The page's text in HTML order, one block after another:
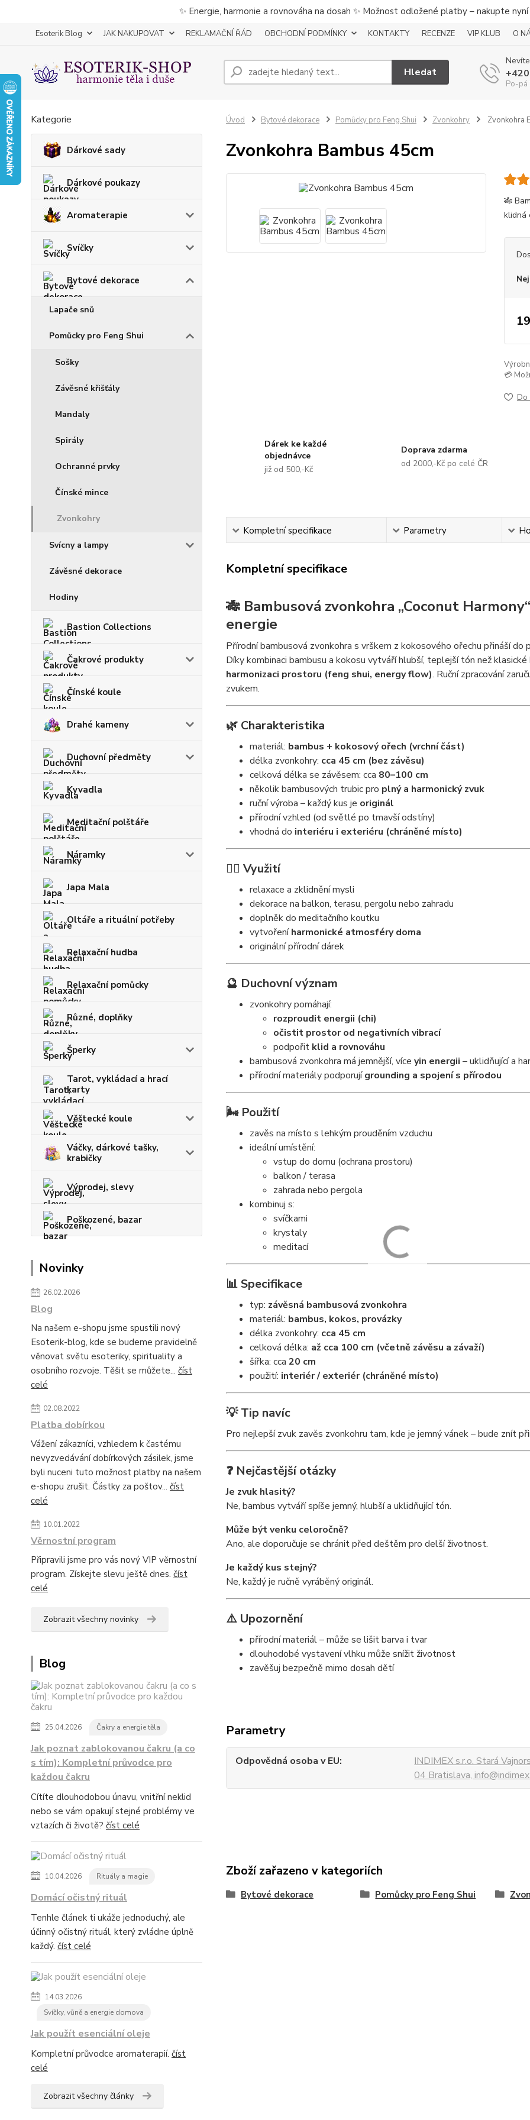
✨ Energie, harmonie a rovnováha na dosah ✨ Možnost odložené platby – nakupte
Esoterik Blog JAK NAKUPOVAT REKLAMAČNÍ ŘÁD OBCHODNÍ PODMÍNKY KONTAKTY RECENZE VIP KLUB O
Hledat
Po-pá
Kategorie
Dárkové sady
Dárkové poukazy
Aromaterapie
Svíčky
Bytové dekorace
Lapače snů
Pomůcky pro Feng Shui
Sošky
Závěsné křišťály
Mandaly
Spirály
Ochranné prvky
Čínské mince
Zvonkohry
Svícny a lampy
Závěsné dekorace
Hodiny
Bastion Collections
Čakrové produkty
Čínské koule
Drahé kameny
Duchovní předměty
Kyvadla
Meditační polštáře
Náramky
Japa Mala
Oltáře a rituální potřeby
Relaxační hudba
Relaxační pomůcky
Různé, doplňky
Šperky
Tarot, vykládací a hrací
karty
Věštecké koule
Váčky, dárkové tašky,
krabičky
Výprodej, slevy
Poškozené, bazar
Novinky
26.02.2026
Blog
Na našem e-shopu jsme spustili nový
Esoterik-blog, kde se budeme pravidelně
věnovat světu esoteriky, spirituality a
osobního rozvoje. Těšit se můžete... číst
celé
02.08.2022
Platba dobírkou
Vážení zákazníci, vzhledem k častému
nevyzvedávání dobírkových zásilek, jsme
byli nuceni tuto možnost platby na našem
e-shopu zrušit. Částky za poštov... číst
celé
10.01.2022
Věrnostní program
Připravili jsme pro vás nový VIP věrnostní
program. Získejte slevu ještě dnes. číst
celé
Zobrazit všechny novinky
Blog
25.04.2026 Čakry a energie těla
Jak poznat zablokovanou čakru (a co
s tím): Kompletní průvodce pro
každou čakru
Cítíte dlouhodobou únavu, vnitřní neklid
nebo se vám opakují stejné problémy ve
vztazích či životě? číst celé
10.04.2026 Rituály a magie
Domácí očistný rituál
Tenhle článek ti ukáže jednoduchý, ale
účinný očistný rituál, který zvládne úplně
každý. číst celé
14.03.2026
Svíčky, vůně a energie domova
Jak použít esenciální oleje
Kompletní průvodce aromaterapií. číst
celé
Zobrazit všechny články
Úvod Bytové dekorace Pomůcky pro Feng Shui Zvonkohry Zvonkohra
Zvonkohra Bambus 45cm
🎋
klidná
💳
Do
Dárek ke každé
objednávce
již od 500,-Kč
Doprava zdarma
od 2000,-Kč po celé ČR
Kompletní specifikace Parametry
Kompletní specifikace
🎋 Bambusová zvonkohra „Coconut
energie
Přírodní bambusová zvonkohra s vrškem z kokosového ořechu přináší
Díky kombinaci bambusu a kokosu vytváří hlubší, teplejší tón než
harmonizaci prostoru (feng shui, energy flow). Ruční zpracování
zvukem.
🌿 Charakteristika
materiál: bambus + kokosový ořech (vrchní část)
délka zvonkohry: cca 45 cm (bez závěsu)
celková délka se závěsem: cca 80–100 cm
několik bambusových trubic pro plný a harmonický zvuk
ruční výroba – každý kus je originál
přírodní vzhled (od světlé po tmavší odstíny)
vhodná do interiéru i exteriéru (chráněné místo)
🧘‍♀️ Využití
relaxace a zklidnění mysli
dekorace na balkon, terasu, pergolu nebo zahradu
doplněk do meditačního koutku
vytvořeníharmonické atmosféry doma
originální přírodní dárek
🔮 Duchovní význam
zvonkohry pomáhají:
rozproudit energii (chi)
očistit prostor od negativních vibrací
podpořit klid a rovnováhu
bambusová zvonkohra má jemnější, více yin energii – uklidňující a
přírodní materiály podporujígrounding a spojení s přírodou
🌬️ Použití
zavěs na místo s lehkým prouděním vzduchu
ideální umístění:
vstup do domu (ochrana prostoru)
balkon / terasa
zahrada nebo pergola
kombinuj s:
svíčkami
krystaly
meditací
📊 Specifikace
typ: závěsná bambusová zvonkohra
materiál: bambus, kokos, provázky
délka zvonkohry: cca 45 cm
celková délka: až cca 100 cm (včetně závěsu a závaží)
šířka: cca 20 cm
použití: interiér / exteriér (chráněné místo)
💡 Tip navíc
Pro nejlepší zvuk zavěs zvonkohru tam, kde je jemný vánek – bude znít
❓ Nejčastější otázky
Je zvuk hlasitý?
Ne, bambus vytváří spíše jemný, hlubší a uklidňující tón.
Může být venku celoročně?
Ano, ale doporučuje se chránit před deštěm pro delší životnost.
Je každý kus stejný?
Ne, každý je ručně vyráběný originál.
⚠️ Upozornění
přírodní materiál – může se lišit barva i tvar
dlouhodobé vystavení vlhku může snížit životnost
zavěšuj bezpečně mimo dosah dětí
Parametry
Odpovědná osoba v EU
INDIMEX s.r.o. Stará
04 Bratislava,
Zboží zařazeno v kategoriích
Bytové dekorace Pomůcky pro Feng Shui